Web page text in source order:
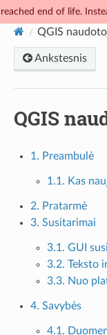
end of life.
QGIS
Ankstesnis
QGIS
1. Preambulė
1.1. Kas
2. Pratarmė
3. Susitarimai
3.1. GUI
3.2. Teksto
3.3. Nuo
4. Savybės
4.1.